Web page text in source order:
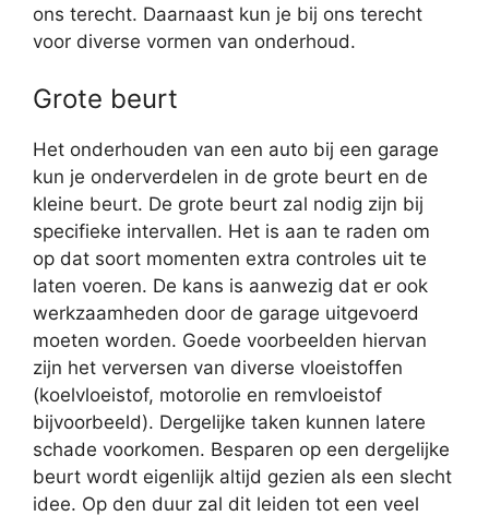
ons terecht. Daarnaast kun je bij ons terecht
voor diverse vormen van onderhoud.
Grote beurt
Het onderhouden van een auto bij een garage
kun je onderverdelen in de grote beurt en de
kleine beurt. De grote beurt zal nodig zijn bij
specifieke intervallen. Het is aan te raden om
op dat soort momenten extra controles uit te
laten voeren. De kans is aanwezig dat er ook
werkzaamheden door de garage uitgevoerd
moeten worden. Goede voorbeelden hiervan
zijn het verversen van diverse vloeistoffen
(koelvloeistof, motorolie en remvloeistof
bijvoorbeeld). Dergelijke taken kunnen latere
schade voorkomen. Besparen op een dergelijke
beurt wordt eigenlijk altijd gezien als een slecht
idee. Op den duur zal dit leiden tot een veel